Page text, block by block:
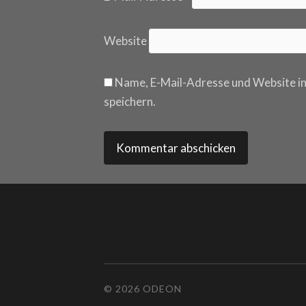
Website
Name, E-Mail-Adresse und Website
speichern.
© 2026 ODEON